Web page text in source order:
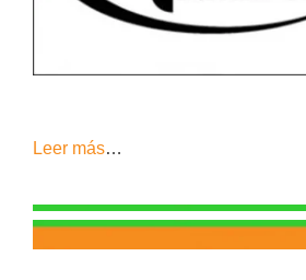
Leer más…